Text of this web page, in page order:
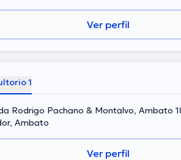
Ver perfil
1
Rodrigo Pachano & Montalvo, Ambato
Ambato
Ver perfil